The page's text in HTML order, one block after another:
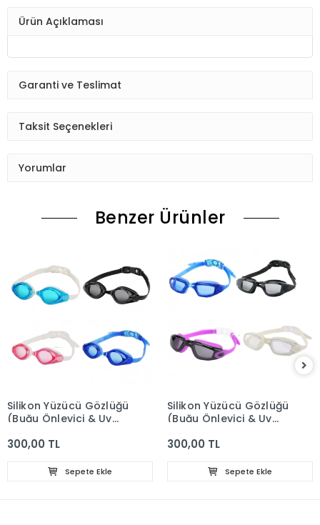
Ürün Açıklaması
Garanti ve Teslimat
Taksit Seçenekleri
Yorumlar
Benzer Ürünler
Silikon Yüzücü Gözlüğü
(Buğu Önleyici & Uv
300,00 TL
Sepete Ekle
Silikon Yüzücü Gözlüğü
(Buğu Önleyici & Uv
300,00 TL
Sepete Ekle